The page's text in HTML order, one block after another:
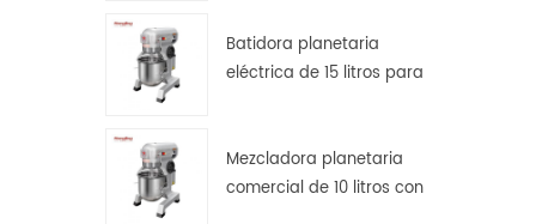
Batidora planetaria
eléctrica de 15 litros para
Mezcladora planetaria
comercial de 10 litros con